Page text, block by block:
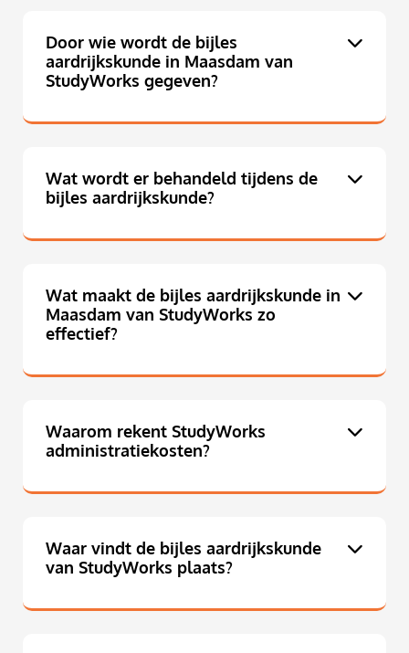
Door wie wordt de bijles
aardrijkskunde in Maasdam van
StudyWorks gegeven?
Wat wordt er behandeld tijdens de
bijles aardrijkskunde?
Wat maakt de bijles aardrijkskunde in
Maasdam van StudyWorks zo
effectief?
Waarom rekent StudyWorks
administratiekosten?
Waar vindt de bijles aardrijkskunde
van StudyWorks plaats?